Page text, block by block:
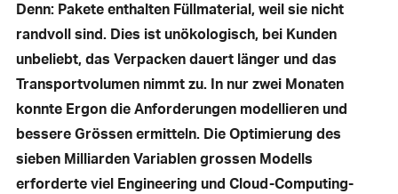
Denn: Pakete enthalten Füllmaterial, weil sie nicht
randvoll sind. Dies ist unökologisch, bei Kunden
unbeliebt, das Verpacken dauert länger und das
Transportvolumen nimmt zu. In nur zwei Monaten
konnte Ergon die Anforderungen modellieren und
bessere Grössen ermitteln. Die Optimierung des
sieben Milliarden Variablen grossen Modells
erforderte viel Engineering und Cloud-Computing-